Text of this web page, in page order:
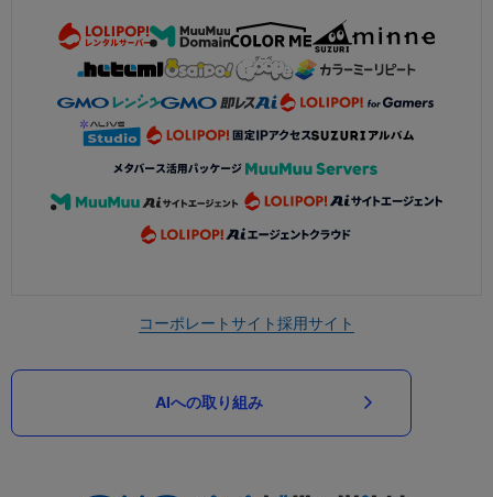
コーポレートサイト採用サイト
AIへの取り組み